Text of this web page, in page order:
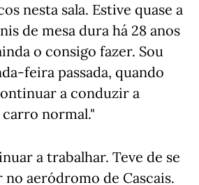
nesta sala. Estive quase a
de mesa dura há 28 anos
o consigo fazer. Sou
feira passada, quando
a conduzir a
normal."
a trabalhar. Teve de se
aeródromo de Cascais.